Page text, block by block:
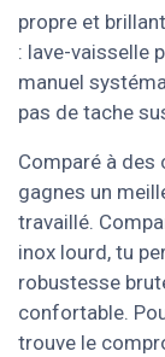
propre et
: lave-vaisselle
manuel
pas de tache
Comparé à des
gagnes un
travaillé.
inox lourd, tu
robustesse
confortable.
trouve le